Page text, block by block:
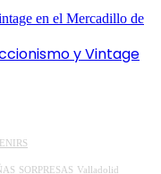
y Vintage
SORPRESAS Valladolid